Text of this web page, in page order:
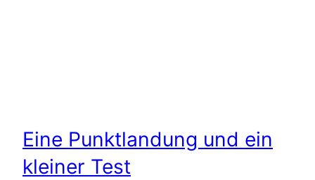
Eine Punktlandung und ein
kleiner Test